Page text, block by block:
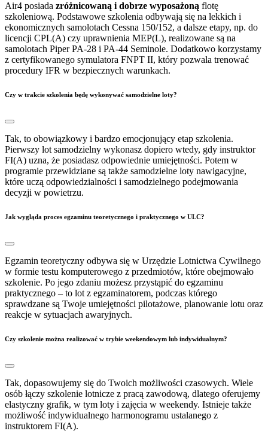
Air4 posiada zróżnicowaną i dobrze wyposażoną flotę
szkoleniową. Podstawowe szkolenia odbywają się na lekkich i
ekonomicznych samolotach Cessna 150/152, a dalsze etapy, np. do
licencji CPL(A) czy uprawnienia MEP(L), realizowane są na
samolotach Piper PA-28 i PA-44 Seminole. Dodatkowo korzystamy
z certyfikowanego symulatora FNPT II, który pozwala trenować
procedury IFR w bezpiecznych warunkach.
Czy w trakcie szkolenia będę wykonywać samodzielne loty?
Tak, to obowiązkowy i bardzo emocjonujący etap szkolenia.
Pierwszy lot samodzielny wykonasz dopiero wtedy, gdy instruktor
FI(A) uzna, że posiadasz odpowiednie umiejętności. Potem w
programie przewidziane są także samodzielne loty nawigacyjne,
które uczą odpowiedzialności i samodzielnego podejmowania
decyzji w powietrzu.
Jak wygląda proces egzaminu teoretycznego i praktycznego w ULC?
Egzamin teoretyczny odbywa się w Urzędzie Lotnictwa Cywilnego
w formie testu komputerowego z przedmiotów, które obejmowało
szkolenie. Po jego zdaniu możesz przystąpić do egzaminu
praktycznego – to lot z egzaminatorem, podczas którego
sprawdzane są Twoje umiejętności pilotażowe, planowanie lotu oraz
reakcje w sytuacjach awaryjnych.
Czy szkolenie można realizować w trybie weekendowym lub indywidualnym?
Tak, dopasowujemy się do Twoich możliwości czasowych. Wiele
osób łączy szkolenie lotnicze z pracą zawodową, dlatego oferujemy
elastyczny grafik, w tym loty i zajęcia w weekendy. Istnieje także
możliwość indywidualnego harmonogramu ustalanego z
instruktorem FI(A).